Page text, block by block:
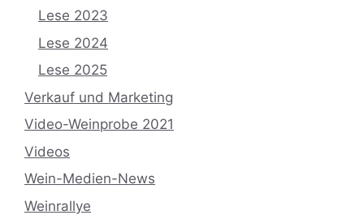
Lese 2023
Lese 2024
Lese 2025
Verkauf und Marketing
Video-Weinprobe 2021
Videos
Wein-Medien-News
Weinrallye